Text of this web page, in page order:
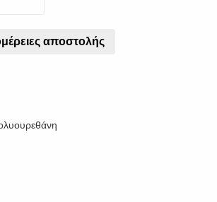
αποστολής